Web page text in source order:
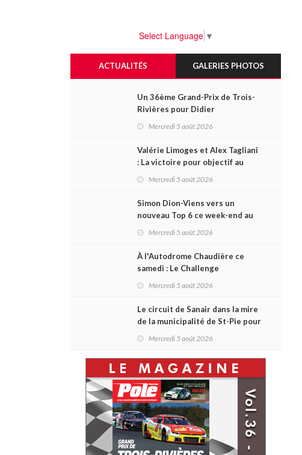
Select Language ▼
ACTUALITÉS GALERIES PHOTOS
Un 36ème Grand-Prix de Trois-
Rivières pour Didier
Schraenen... et une première en
Mercredi 5 août 2026
Valérie Limoges et Alex Tagliani
: La victoire pour objectif au
GP3R, dans trois séries
Mercredi 5 août 2026
Simon Dion-Viens vers un
nouveau Top 6 ce week-end au
GP3R, en série NASCAR Canada
Mercredi 5 août 2026
À l'Autodrome Chaudière ce
samedi : Le Challenge
Beauceron 200 pourrait
ACT Québec
Mercredi 5 août 2026
Le circuit de Sanair dans la mire
de la municipalité de St-Pie pour
être rayé de la carte !
Mercredi 5 août 2026